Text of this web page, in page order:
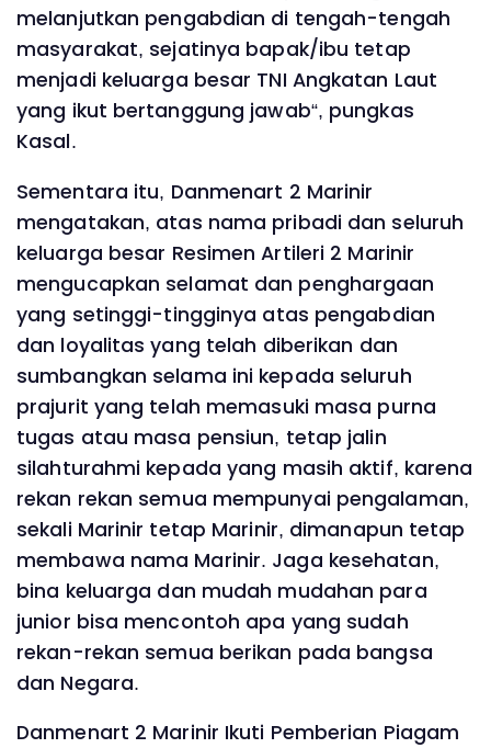
melanjutkan pengabdian di tengah-tengah
masyarakat, sejatinya bapak/ibu tetap
menjadi keluarga besar TNI Angkatan Laut
yang ikut bertanggung jawab“, pungkas
Kasal.
Sementara itu, Danmenart 2 Marinir
mengatakan, atas nama pribadi dan seluruh
keluarga besar Resimen Artileri 2 Marinir
mengucapkan selamat dan penghargaan
yang setinggi-tingginya atas pengabdian
dan loyalitas yang telah diberikan dan
sumbangkan selama ini kepada seluruh
prajurit yang telah memasuki masa purna
tugas atau masa pensiun, tetap jalin
silahturahmi kepada yang masih aktif, karena
rekan rekan semua mempunyai pengalaman,
sekali Marinir tetap Marinir, dimanapun tetap
membawa nama Marinir. Jaga kesehatan,
bina keluarga dan mudah mudahan para
junior bisa mencontoh apa yang sudah
rekan-rekan semua berikan pada bangsa
dan Negara.
Danmenart 2 Marinir Ikuti Pemberian Piagam